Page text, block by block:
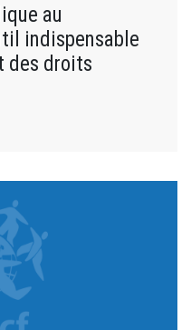
au
indispensable
des droits